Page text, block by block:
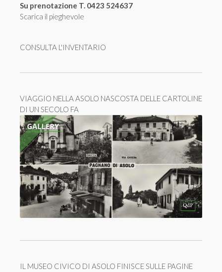
Su prenotazione T. 0423 524637
Scarica il pieghevole
CONSULTA L'INVENTARIO
VIAGGIO NELLA ASOLO NASCOSTA DELLE CARTOLINE
DI UN SECOLO FA
IL MUSEO CIVICO DI ASOLO FINISCE SULLE PAGINE